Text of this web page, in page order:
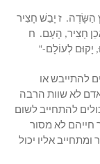
הַשָּׂדֶה. ז יָבֵשׁ חָצִיר
חָצִיר, הָעָם. ח
יָקוּם לְעוֹלָם-“
להתייבש או
לא שוות הרבה
להתחייב לשום
חייהם לא מסור
אליו יכול